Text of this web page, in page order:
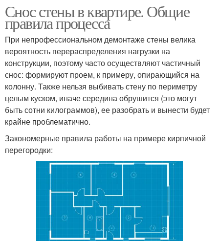
Снос стены в квартире. Общие
правила процесса
При непрофессиональном демонтаже стены велика
вероятность перераспределения нагрузки на
конструкции, поэтому часто осуществляют частичный
снос: формируют проем, к примеру, опирающийся на
колонну. Также нельзя выбивать стену по периметру
целым куском, иначе середина обрушится (это могут
быть сотни килограммов), ее разобрать и вынести будет
крайне проблематично.
Закономерные правила работы на примере кирпичной
перегородки: